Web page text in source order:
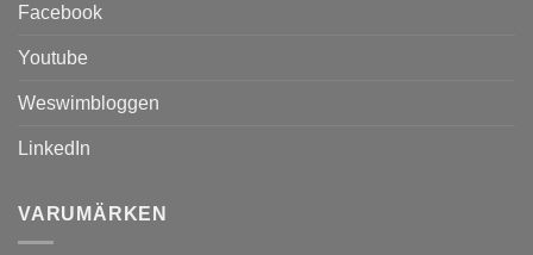
Facebook
Youtube
Weswimbloggen
LinkedIn
VARUMÄRKEN